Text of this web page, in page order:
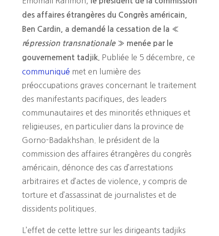
des affaires étrangères du Congrès américain,
Ben Cardin, a demandé la cessation de la «
répression transnationale» menée par le
gouvernement tadjik.
Publiée le 5 décembre, ce
communiquémet en lumière des
préoccupations graves concernant le traitement
des manifestants pacifiques, des leaders
communautaires et des minorités ethniques et
religieuses, en particulier dans la province de
Gorno-Badakhshan. le président de la
commission des affaires étrangères du congrès
américain, dénonce des cas d’arrestations
arbitraires et d’actes de violence, y compris de
torture et d’assassinat de journalistes et de
dissidents politiques.
L’effet de cette lettre sur les dirigeants tadjiks